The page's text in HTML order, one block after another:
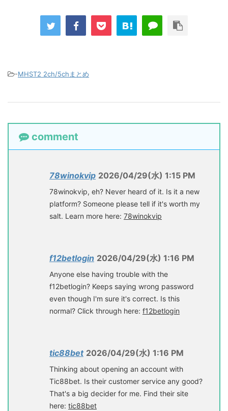
-MHST2 2ch/5chまとめ
comment
78winokvip 2026/04/29(水) 1:15 PM
78winokvip, eh? Never heard of it. Is it a new
platform? Someone please tell if it's worth my
salt. Learn more here: 78winokvip
f12betlogin 2026/04/29(水) 1:16 PM
Anyone else having trouble with the
f12betlogin? Keeps saying wrong password
even though I'm sure it's correct. Is this
normal? Click through here: f12betlogin
tic88bet 2026/04/29(水) 1:16 PM
Thinking about opening an account with
Tic88bet. Is their customer service any good?
That's a big decider for me. Find their site
here: tic88bet